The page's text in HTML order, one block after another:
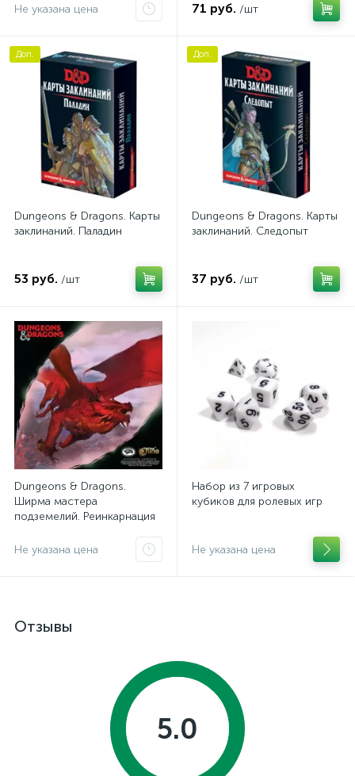
Не указана цена 71 руб. /шт
Доп.
Dungeons & Dragons. Карты
заклинаний. Паладин
53 руб. /шт
Доп.
Dungeons & Dragons. Карты
заклинаний. Следопыт
37 руб. /шт
Dungeons & Dragons.
Ширма мастера
подземелий. Реинкарнация
Не указана цена
Набор из 7 игровых
кубиков для ролевых игр
Не указана цена
Отзывы
5.0